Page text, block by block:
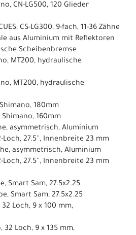
CN-LG500, 120 Glieder
CS-LG300, 9-fach, 11-36 Zähne
aus Aluminium mit Reflektoren
Scheibenbremse
MT200, hydraulische
MT200, hydraulische
180mm
Shimano, 160mm
asymmetrisch, Aluminium
Loch, 27.5'', Innenbreite 23 mm
asymmetrisch, Aluminium
Loch, 27.5'', Innenbreite 23 mm
Smart Sam, 27.5x2.25
Smart Sam, 27.5x2.25
Loch, 9 x 100 mm,
32 Loch, 9 x 135 mm,